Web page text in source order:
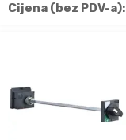
Cijena (bez PDV-a):